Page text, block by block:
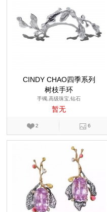
CINDY CHAO四季系列
树枝手环
手镯,高级珠宝,钻石
暂无
2 6